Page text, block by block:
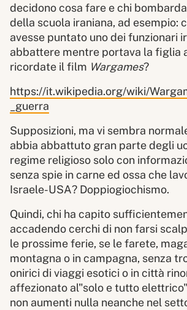
decidono cosa fare e chi
della scuola iraniana, ad esempio:
avesse puntato uno dei funzionari
abbattere mentre portava la figlia
ricordate il film Wargames?
https://it.wikipedia.org/wiki/
_guerra
Supposizioni, ma vi sembra
abbia abbattuto gran parte degli
regime religioso solo con
senza spie in carne ed ossa che
Israele-USA? Doppiogiochismo.
Quindi, chi ha capito
accadendo cerchi di non farsi
le prossime ferie, se le farete,
montagna o in campagna, senza
onirici di viaggi esotici o in città
affezionato al"solo e tutto
non aumenti nulla neanche nel